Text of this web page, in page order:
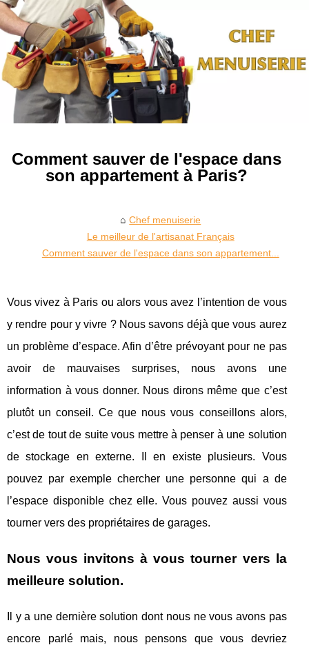
Comment sauver de l'espace dans
son appartement à Paris?
Chef menuiserie
Le meilleur de l'artisanat Français
Comment sauver de l'espace dans son appartement...
Vous vivez à Paris ou alors vous avez l’intention de vous
y rendre pour y vivre ? Nous savons déjà que vous aurez
un problème d’espace. Afin d’être prévoyant pour ne pas
avoir de mauvaises surprises, nous avons une
information à vous donner. Nous dirons même que c’est
plutôt un conseil. Ce que nous vous conseillons alors,
c’est de tout de suite vous mettre à penser à une solution
de stockage en externe. Il en existe plusieurs. Vous
pouvez par exemple chercher une personne qui a de
l’espace disponible chez elle. Vous pouvez aussi vous
tourner vers des propriétaires de garages.
Nous vous invitons à vous tourner vers la
meilleure solution.
Il y a une dernière solution dont nous ne vous avons pas
encore parlé mais, nous pensons que vous devriez